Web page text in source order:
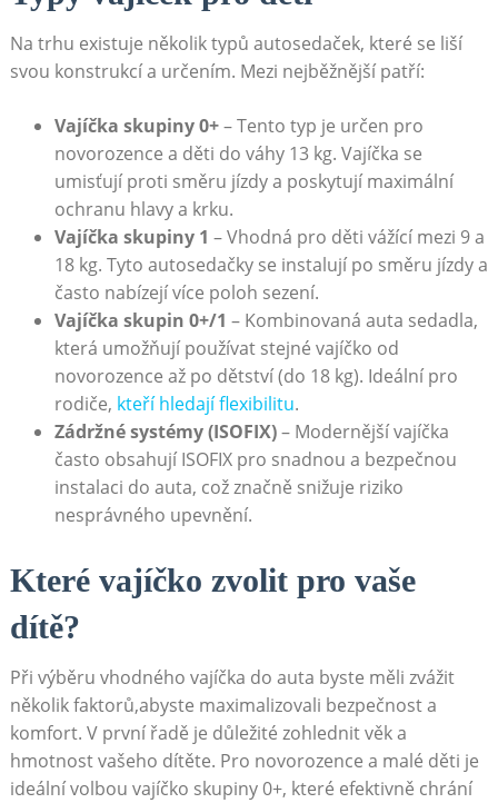
Na trhu existuje‌ několik typů autosedaček, které se liší
svou konstrukcí a určením. Mezi nejběžnější patří:
Vajíčka skupiny 0+– Tento typ je ‌určen pro‌
novorozence‍ a děti do váhy 13 kg. Vajíčka se
umisťují proti směru jízdy ⁢a poskytují⁢ maximální
ochranu​ hlavy a krku.
Vajíčka skupiny 1 – ​Vhodná ‍pro děti vážící mezi 9 a
18 kg. Tyto‌ autosedačky se instalují po směru jízdy ‌a
často nabízejí více poloh sezení.
Vajíčka skupin 0+/1 – Kombinovaná auta sedadla,
která⁤ umožňují používat stejné vajíčko od
novorozence​ až⁣ po dětství⁣ (do 18​ kg). ⁤Ideální pro
rodiče, ‌ kteří hledají flexibilitu.
Zádržné ‌systémy (ISOFIX)– Modernější‌ vajíčka
často⁢ obsahují⁣ ISOFIX pro ​snadnou ⁤a bezpečnou
instalaci do auta, což značně snižuje riziko
nesprávného upevnění.
Které vajíčko zvolit pro vaše
dítě?
Při ⁤výběru vhodného vajíčka do‍ auta byste​ měli⁣ zvážit
několik ‌faktorů,abyste maximalizovali bezpečnost a
komfort. V první řadě ​je důležité zohlednit věk a‍
hmotnost vašeho dítěte.⁢ Pro novorozence⁤ a ⁢malé děti je
ideální volbou vajíčko skupiny 0+, které efektivně chrání